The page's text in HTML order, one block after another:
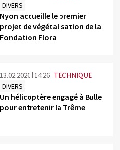
DIVERS
Nyon accueille le premier
projet de végétalisation de la
Fondation Flora
13.02.2026 14:26 TECHNIQUE
DIVERS
Un hélicoptère engagé à Bulle
pour entretenir la Trême